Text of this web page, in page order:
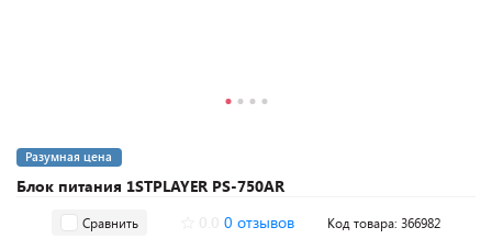
Блок питания 1STPLAYER PS-750AR
Разумная цена
Сравнить 0 отзывов Код товара: 366982